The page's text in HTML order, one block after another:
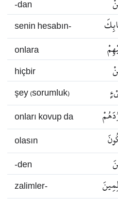
-dan
senin hesabın-
onlara
hiçbir
şey (sorumluk)
onları kovup da
olasın
-den
zalimler-